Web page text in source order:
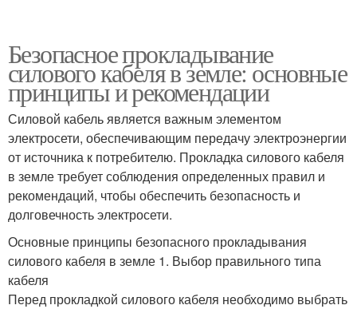
Безопасное прокладывание
силового кабеля в земле: основные
принципы и рекомендации
Силовой кабель является важным элементом
электросети, обеспечивающим передачу электроэнергии
от источника к потребителю. Прокладка силового кабеля
в земле требует соблюдения определенных правил и
рекомендаций, чтобы обеспечить безопасность и
долговечность электросети.
Основные принципы безопасного прокладывания
силового кабеля в земле 1. Выбор правильного типа
кабеля
Перед прокладкой силового кабеля необходимо выбрать